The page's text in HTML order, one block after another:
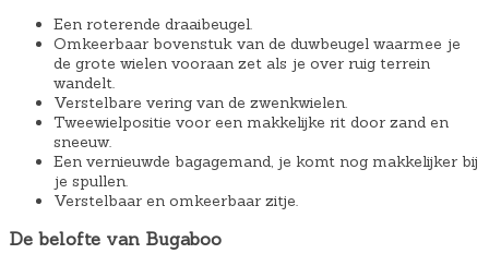
Een roterende draaibeugel.
Omkeerbaar bovenstuk van de duwbeugel waarmee je
de grote wielen vooraan zet als je over ruig terrein
wandelt.
Verstelbare vering van de zwenkwielen.
Tweewielpositie voor een makkelijke rit door zand en
sneeuw.
Een vernieuwde bagagemand, je komt nog makkelijker bij
je spullen.
Verstelbaar en omkeerbaar zitje.
De belofte van Bugaboo